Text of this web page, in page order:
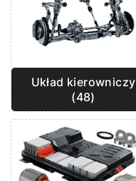
Układ kierowniczy
(48)